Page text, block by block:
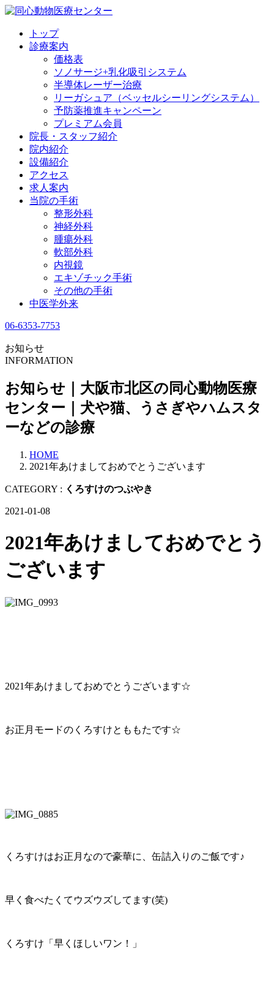
トップ
診療案内
価格表
ソノサージ+乳化吸引システム
半導体レーザー治療
リーガシュア（ベッセルシーリングシステム）
予防薬推進キャンペーン
プレミアム会員
院長・ スタッフ紹介
院内紹介
設備紹介
アクセス
求人案内
当院の手術
整形外科
神経外科
腫瘍外科
軟部外科
内視鏡
エキゾチック手術
その他の手術
中医学外来
06-6353-7753
お知らせ
INFORMATION
お知らせ｜大阪市北区の同心動物医療
センター｜犬や猫、うさぎやハムスタ
ーなどの診療
HOME
2021年あけましておめでとうございます
CATEGORY : くろすけのつぶやき
2021-01-08
2021年あけましておめでとう
ございます
2021年あけましておめでとうございます☆
お正月モードのくろすけとももたです☆
くろすけはお正月なので豪華に、缶詰入りのご飯です♪
早く食べたくてウズウズしてます(笑)
くろすけ「早くほしいワン！」